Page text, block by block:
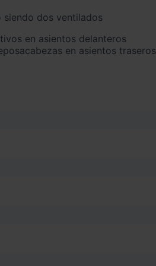
dos ventilados
en asientos traseros